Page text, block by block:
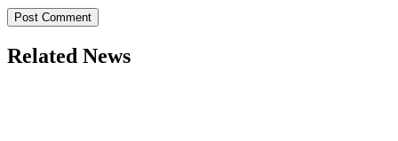
Related News